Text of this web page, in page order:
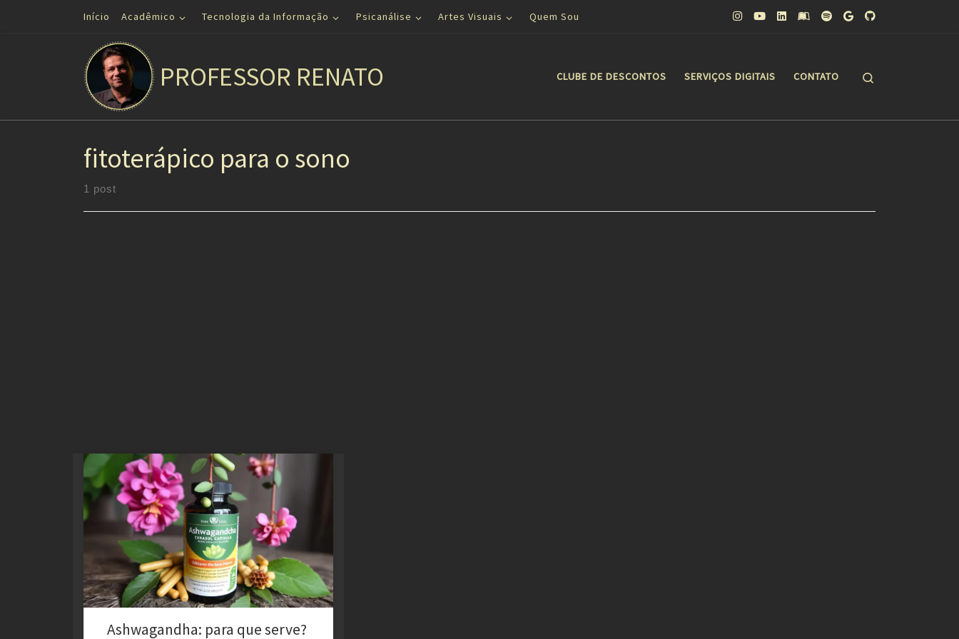
Skip to contentInício Acadêmico Tecnologia da Informação Psicanálise Artes Visuais Quem Sou
PROFESSOR RENATO CLUBE DE DESCONTOS SERVIÇOS DIGITAIS CONTATO
fitoterápico para o sono
1 post
Benefícios, Efeitos e Precauções A Ashwagandha,
também conhecida como ginseng indiano ou Withania
somnifera, é uma planta medicinal amplamente
utilizada na medicina tradicional ayurvédica. Este
adaptógeno, conhecido por suas propriedades de
modulação do estresse, tem atraído a atenção de
pesquisadores e usuários em busca de melhorias na
saúde mental e […]
Ashwagandha: para que serve?